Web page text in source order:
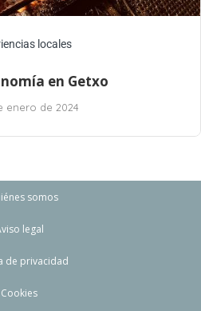
locales
en Getxo
enero de 2024
somos
legal
de privacidad
Cookies